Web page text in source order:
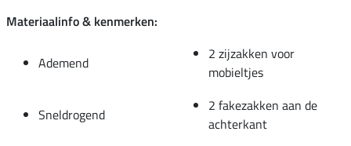
Materiaalinfo & kenmerken:
Ademend
2 zijzakken voor
mobieltjes
Sneldrogend
2 fakezakken aan de
achterkant